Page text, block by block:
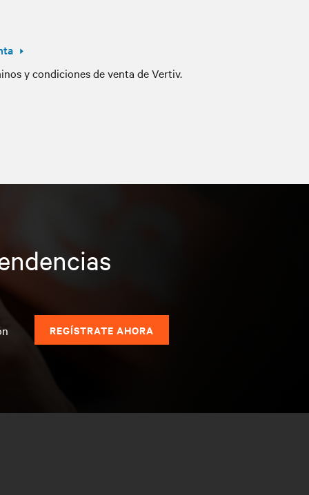
y condiciones de venta de Vertiv.
REGÍSTRATE AHORA